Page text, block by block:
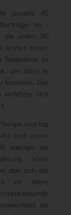
jeweils 45
an –
die vollen 90
letzten freien
Seitenlinie zu
um dann in
kommen. Der
verletzte sich
und lag
und einen
weniger als
Viele
das sich die
vor allem
als